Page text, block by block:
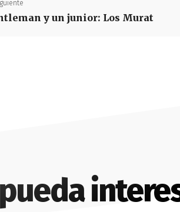
y un junior: Los Murat